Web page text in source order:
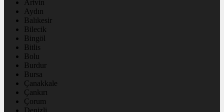
Artvin
Aydın
Balıkesir
Bilecik
Bingöl
Bitlis
Bolu
Burdur
Bursa
Çanakkale
Çankırı
Çorum
Denizli